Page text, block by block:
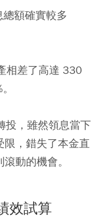
額確實較多
相差了高達 330
投，雖然領息當下
限，錯失了本金直
動的機會。
效試算